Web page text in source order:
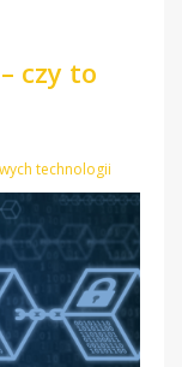
czy to
technologii